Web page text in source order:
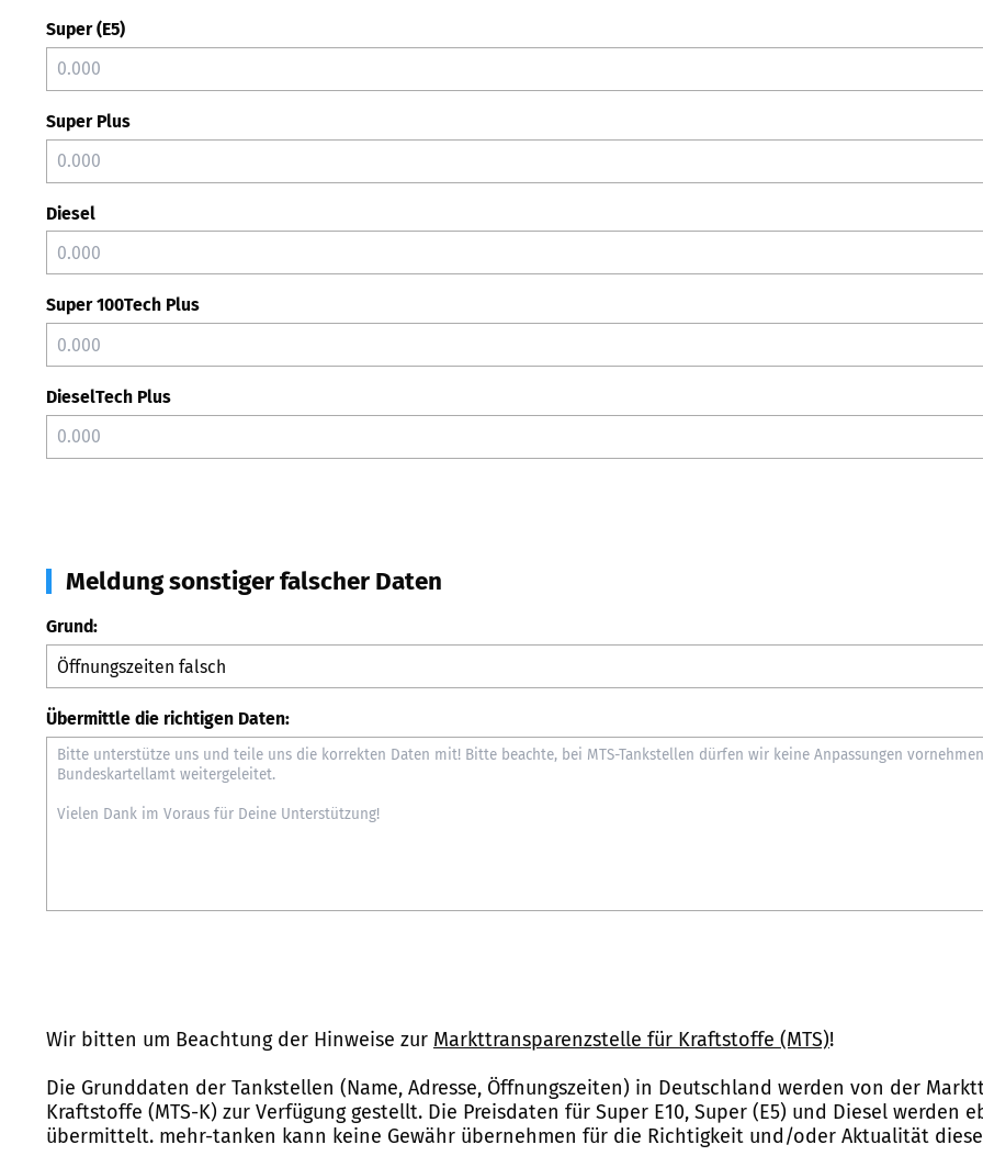
Super (E5)
Super Plus
Diesel
Super 100Tech Plus
DieselTech Plus
Meldung sonstiger falscher Daten
Grund:
Übermittle die richtigen Daten:
Wir bitten um Beachtung der Hinweise zur Markttransparenzstelle für Kraftstoffe (MTS)!
Die Grunddaten der Tankstellen (Name, Adresse, Öffnungszeiten) in Deutschland werden von der
Kraftstoffe (MTS-K) zur Verfügung gestellt. Die Preisdaten für Super E10, Super (E5) und Diesel werden
übermittelt. mehr-tanken kann keine Gewähr übernehmen für die Richtigkeit und/oder Aktualität